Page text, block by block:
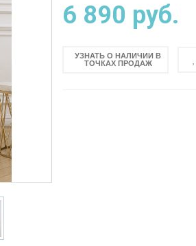
Халат мужской
М-2970у
ПОДРОБНЕЕ
6 890 руб.
УЗНАТЬ О НАЛИЧИИ В
ТОЧКАХ ПРОДАЖ